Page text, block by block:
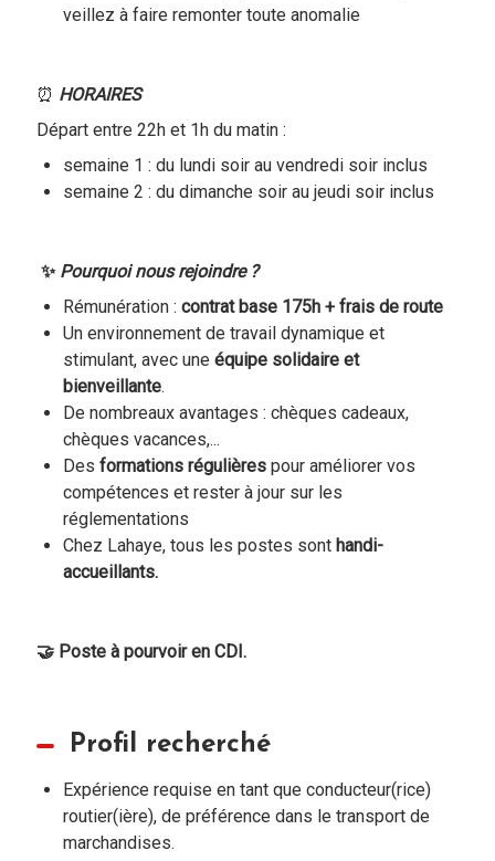
veillez à faire remonter toute anomalie
⏰ HORAIRES
Départ entre 22h et 1h du matin :
semaine 1 : du lundi soir au vendredi soir inclus
semaine 2 : du dimanche soir au jeudi soir inclus
✨Pourquoi nous rejoindre ?
Rémunération : contrat base 175h + frais de route
Un environnement de travail dynamique et
stimulant, avec une équipe solidaire et
bienveillante.
De nombreaux avantages : chèques cadeaux,
chèques vacances,...
Des formations régulièrespour améliorer vos
compétences et rester à jour sur les
réglementations
Chez Lahaye, tous les postes sont handi-
accueillants.
🤝 Poste à pourvoir en CDI.
Profil recherché
Expérience requise en tant que conducteur(rice)
routier(ière), de préférence dans le transport de
marchandises.